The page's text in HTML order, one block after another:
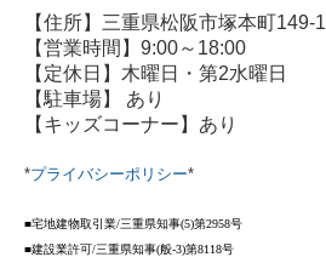
【住所】三重県松阪市塚本町149-1
【営業時間】9:00～18:00
【定休日】木曜日・第2水曜日
【駐車場】 あり
【キッズコーナー】あり
*プライバシーポリシー*
■宅地建物取引業/三重県知事(5)第2958号
■建設業許可/三重県知事(般-3)第8118号